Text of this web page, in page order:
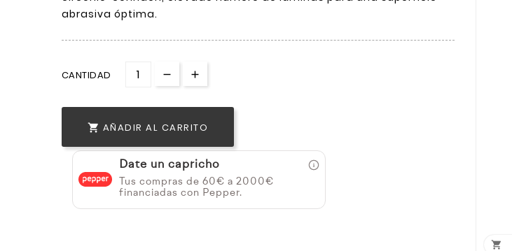
abrasiva óptima.
CANTIDAD
 AÑADIR AL CARRITO
Date un capricho
Tus compras de 60€ a 2000€
financiadas con Pepper.
